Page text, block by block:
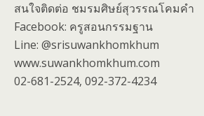
สนใจติดต่อ ชมรมศิษย์สุวรรณโคมคำ
Facebook: ครูสอนกรรมฐาน
Line: @srisuwankhomkhum
www.suwankhomkhum.com
02-681-2524, 092-372-4234